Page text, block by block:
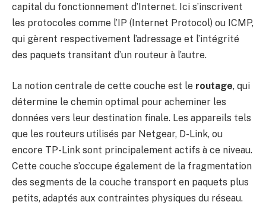
capital du fonctionnement d’Internet. Ici s’inscrivent
les protocoles comme l’IP (Internet Protocol) ou ICMP,
qui gèrent respectivement l’adressage et l’intégrité
des paquets transitant d’un routeur à l’autre.
La notion centrale de cette couche est le routage, qui
détermine le chemin optimal pour acheminer les
données vers leur destination finale. Les appareils tels
que les routeurs utilisés par Netgear, D-Link, ou
encore TP-Link sont principalement actifs à ce niveau.
Cette couche s’occupe également de la fragmentation
des segments de la couche transport en paquets plus
petits, adaptés aux contraintes physiques du réseau.